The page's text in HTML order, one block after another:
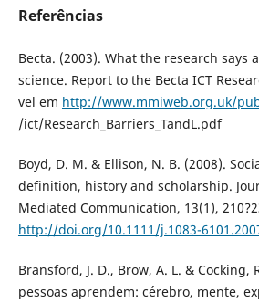
Referências
Becta. (2003). What the research says
science. Report to the Becta ICT
vel em http://www.mmiweb.org.uk/
/ict/Research_Barriers_TandL.pdf
Boyd, D. M. & Ellison, N. B. (2008).
definition, history and scholarship.
Mediated Communication, 13(1),
http://doi.org/10.1111/j.1083-
Bransford, J. D., Brow, A. L. & Cocking,
pessoas aprendem: cérebro, mente,